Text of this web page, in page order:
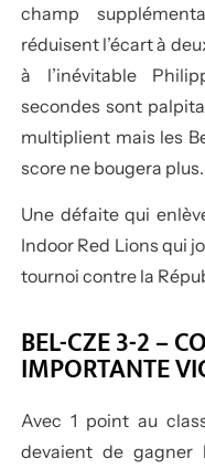
champ
réduisent l’écart à
à l’inévitable
secondes sont
multiplient mais les
score ne bougera plus.
Une défaite qui
Indoor Red Lions qui
tournoi contre la
BEL-CZE 3-2 –
IMPORTANTE
Avec 1 point au
devaient de gagner